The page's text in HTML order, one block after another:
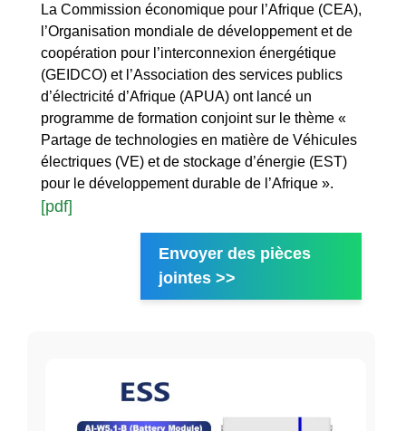
La Commission économique pour l’Afrique (CEA),
l’Organisation mondiale de développement et de
coopération pour l’interconnexion énergétique
(GEIDCO) et l’Association des services publics
d’électricité d’Afrique (APUA) ont lancé un
programme de formation conjoint sur le thème «
Partage de technologies en matière de Véhicules
électriques (VE) et de stockage d’énergie (EST)
pour le développement durable de l’Afrique ».
[pdf]
Envoyer des pièces
jointes >>